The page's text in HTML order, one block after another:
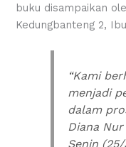
buku disampaikan
Kedungbanteng 2,
“Kami
menjadi
dalam
Diana Nur
Senin